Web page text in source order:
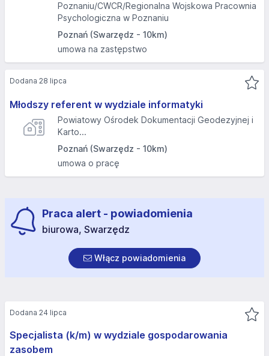
Poznaniu/CWCR/Regionalna Wojskowa Pracownia
Psychologiczna w Poznaniu
Poznań (Swarzędz - 10km)
umowa na zastępstwo
Młodszy referent w wydziale informatyki
Powiatowy Ośrodek Dokumentacji Geodezyjnej i
Karto...
Poznań (Swarzędz - 10km)
umowa o pracę
Dodana 28 lipca
Praca alert - powiadomienia
biurowa, Swarzędz
Włącz powiadomienia
Specjalista (k/m) w wydziale gospodarowania
zasobem
Dodana 24 lipca